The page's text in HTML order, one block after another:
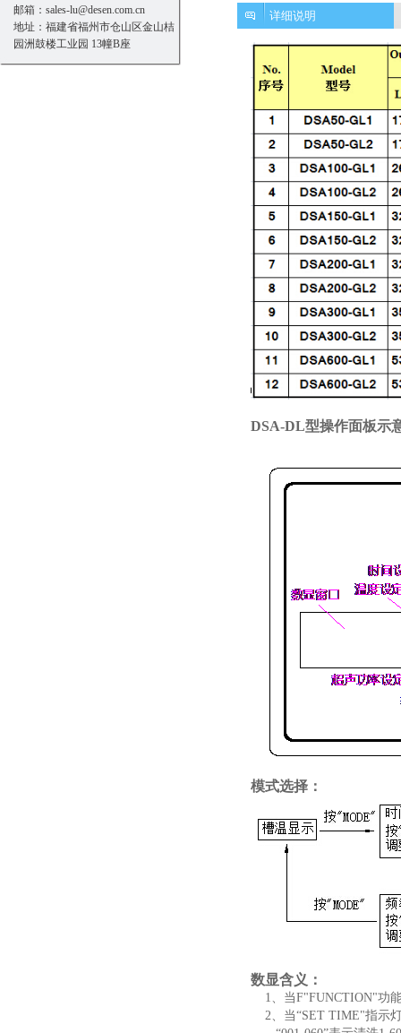
邮箱：sales-lu@desen.com.cn
地址：福建省福州市仓山区金山桔
园洲鼓楼工业园 13幢B座
详细说明
DSA-DL型操作面板示
模式选择：
数显含义：
1、当F"FUNCTION"功
2、当“SET TIME"指示